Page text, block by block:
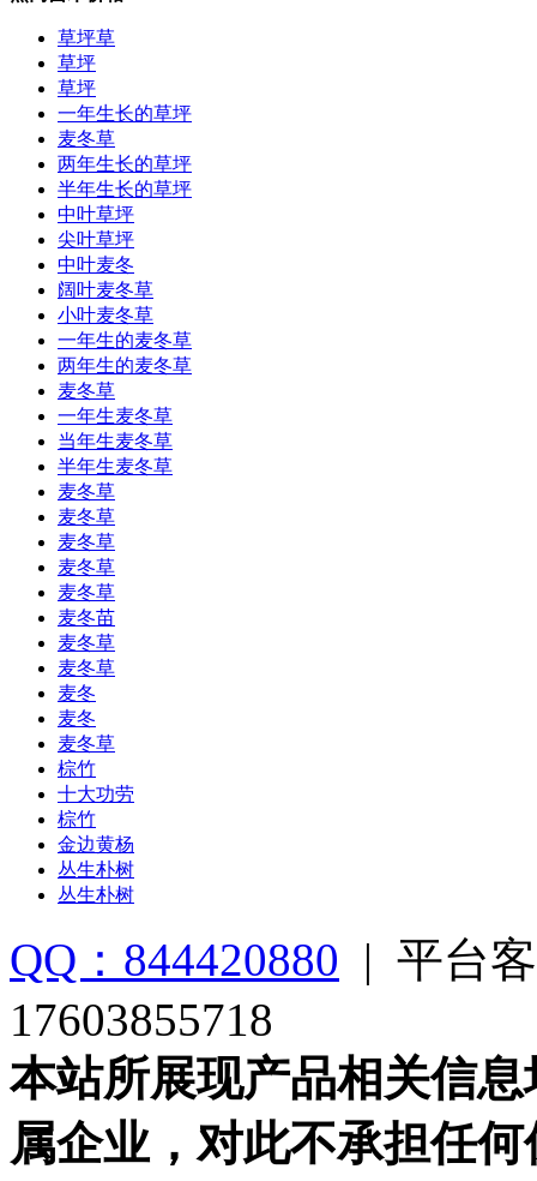
草坪草
草坪
草坪
一年生长的草坪
麦冬草
两年生长的草坪
半年生长的草坪
中叶草坪
尖叶草坪
中叶麦冬
阔叶麦冬草
小叶麦冬草
一年生的麦冬草
两年生的麦冬草
麦冬草
一年生麦冬草
当年生麦冬草
半年生麦冬草
麦冬草
麦冬草
麦冬草
麦冬草
麦冬草
麦冬苗
麦冬草
麦冬草
麦冬
麦冬
麦冬草
棕竹
十大功劳
棕竹
金边黄杨
丛生朴树
丛生朴树
QQ：844420880 | 平台
17603855718
本站所展现产品相关信
属企业，对此不承担任